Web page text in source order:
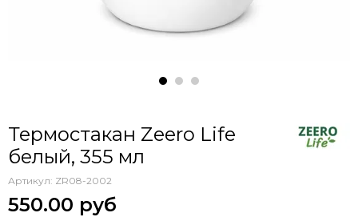
Термостакан Zeero Life
белый, 355 мл
Артикул: ZR08-2002
550.00 руб